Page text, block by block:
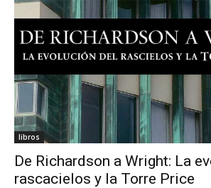
libros
De Richardson a Wright: La
rascacielos y la Torre Price